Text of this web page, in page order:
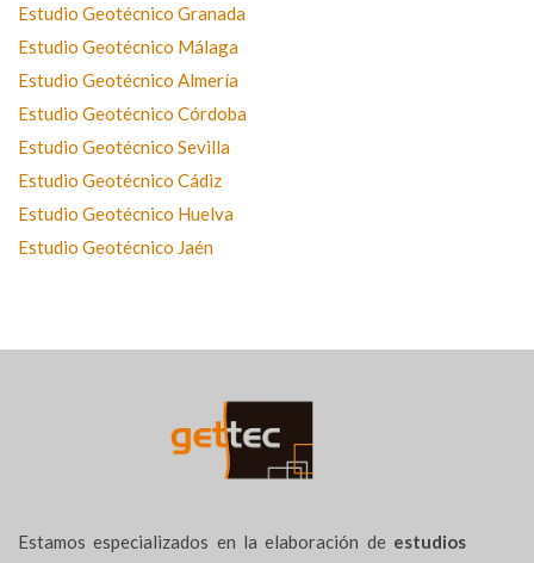
Estudio Geotécnico Granada
Estudio Geotécnico Málaga
Estudio Geotécnico Almería
Estudio Geotécnico Córdoba
Estudio Geotécnico Sevilla
Estudio Geotécnico Cádiz
Estudio Geotécnico Huelva
Estudio Geotécnico Jaén
Estamos especializados en la elaboración de estudios